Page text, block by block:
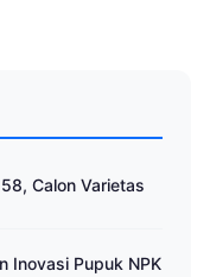
Calon Varietas
Inovasi Pupuk NPK